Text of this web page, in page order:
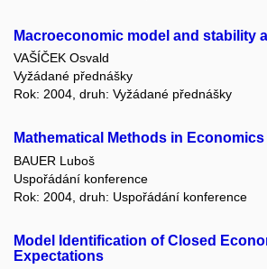
Macroeconomic model and stability
VAŠÍČEK Osvald
Vyžádané přednášky
Rok: 2004, druh: Vyžádané přednášky
Mathematical Methods in Economics
BAUER Luboš
Uspořádání konference
Rok: 2004, druh: Uspořádání konference
Model Identification of Closed
Expectations